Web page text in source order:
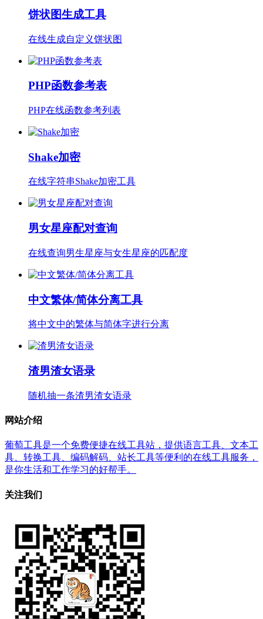
饼状图生成工具
在线生成自定义饼状图
PHP函数参考表
PHP在线函数参考列表
Shake加密
在线字符串Shake加密工具
男女星座配对查询
在线查询男生星座与女生星座的匹配度
中文繁体/简体分离工具
将中文中的繁体与简体字进行分离
渣男渣女语录
随机抽一条渣男渣女语录
网站介绍
葡萄工具是一个免费便捷在线工具站，提供语言工具、文本工
具、转换工具、编码解码、站长工具等便利的在线工具服务，
是你生活和工作学习的好帮手。
关注我们